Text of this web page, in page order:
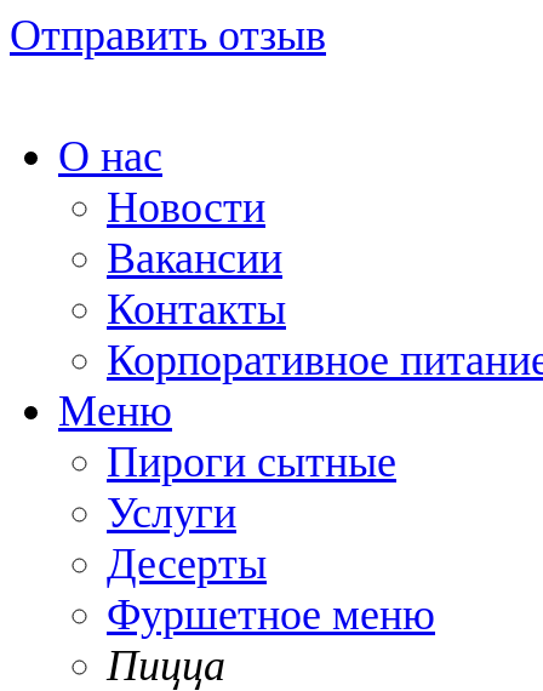
Отправить отзыв
О нас
Новости
Вакансии
Контакты
Корпоративное
Меню
Пироги сытные
Услуги
Десерты
Фуршетное меню
Пицца